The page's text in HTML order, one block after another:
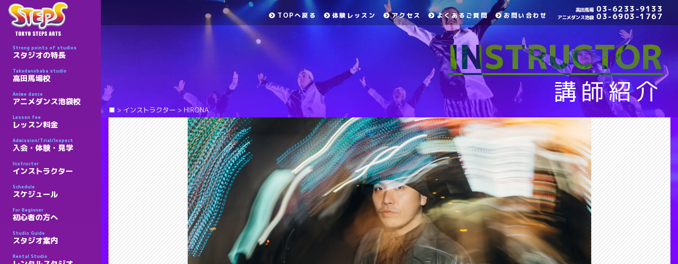
Strong points of studios
スタジオの特長
Takadanobaba studio
高田馬場校
Anime dance
アニメダンス池袋校
Lesson fee
レッスン料金
Admission/Trial/Inspect
入会・体験・見学
Instructor
インストラクター
Schedule
スケジュール
For Beginner
初心者の方へ
Studio Guide
スタジオ案内
Rental Studio
TOPへ戻る 体験レッスン アクセス よくあるご質問 お問い合わせ
高田馬場 03-6233-9133
アニメダンス池袋 03-6903-1767
INSTRUCTOR
講師紹介
■ > インストラクター > HIRONA